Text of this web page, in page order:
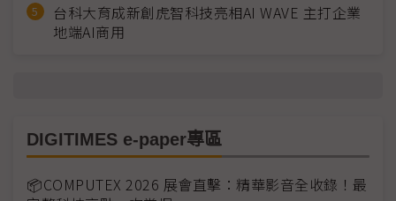
台科大育成新創虎智科技亮相AI WAVE 主打企業
地端AI商用
DIGITIMES e-paper專區
📦COMPUTEX 2026 展會直擊：精華影音全收錄！最